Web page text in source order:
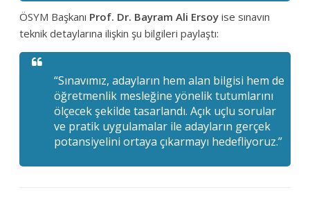
ÖSYM Başkanı Prof. Dr. Bayram Ali Ersoy ise sınavın
teknik detaylarına ilişkin şu bilgileri paylaştı:
“Sınavımız, adayların hem alan bilgisi hem de
öğretmenlik mesleğine yönelik tutumlarını
ölçecek şekilde tasarlandı. Açık uçlu sorular
ve pratik uygulamalar ile adayların gerçek
potansiyelini ortaya çıkarmayı hedefliyoruz.”